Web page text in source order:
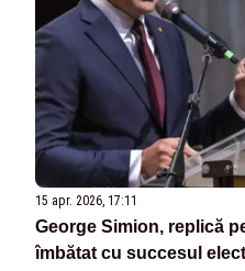
15 apr. 2026, 17:11
George Simion, replică
îmbătat cu succesul